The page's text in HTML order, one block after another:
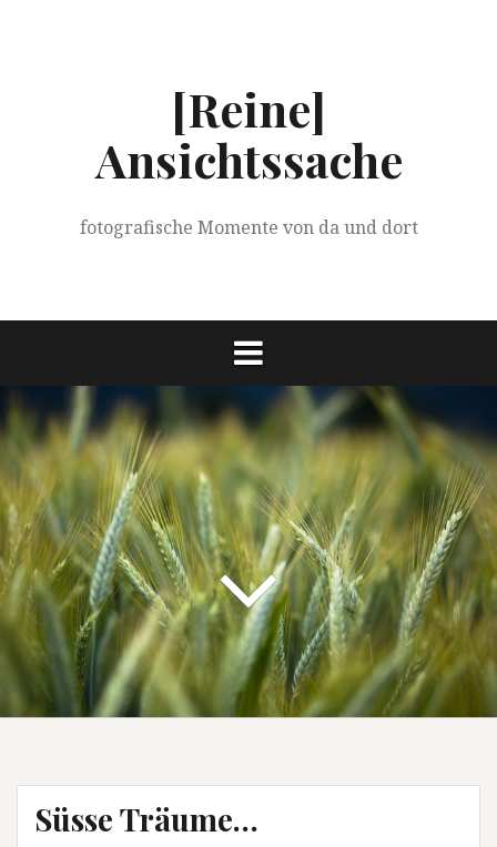
[Reine]
Ansichtssache
fotografische Momente von da und dort
Süsse Träume…